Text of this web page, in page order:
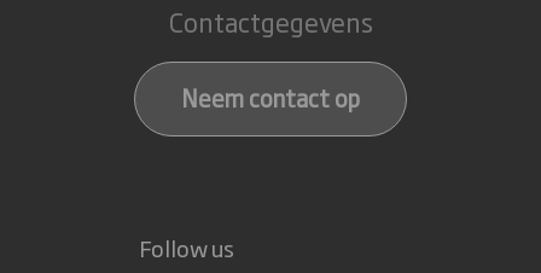
Contactgegevens
Neem contact op
Follow us